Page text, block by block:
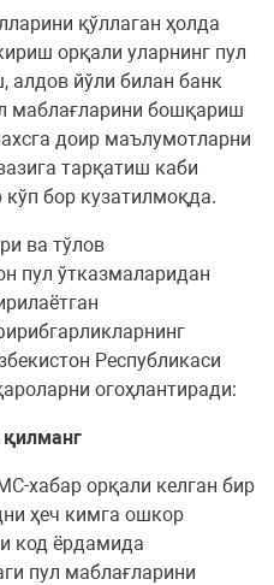
қўллаган ҳолда
орқали уларнинг пул
алдов йўли билан банк
маблағларини бошқариш
доир маълумотларни
тарқатиш каби
бор кузатилмоқда.
ва тўлов
пул ўтказмаларидан
Республикаси
огоҳлантиради:
хабар орқали келган бир
ҳеч кимга ошкор
код ёрдамида
пул маблағларини